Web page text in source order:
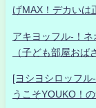
げMAX！デカいは
アキヨッフル-！ネ
（子ども部屋おば
[ヨシヨシロッフ
うこそYOUKO！